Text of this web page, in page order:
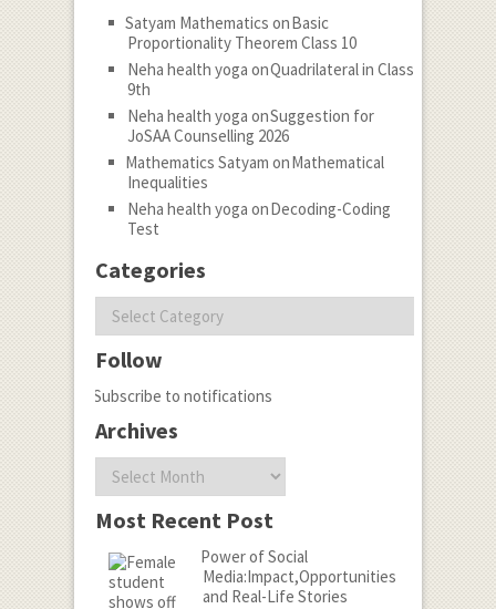
Satyam Mathematics onBasic
Proportionality Theorem Class 10
Neha health yoga onQuadrilateral in Class
9th
Neha health yoga onSuggestion for
JoSAA Counselling 2026
Mathematics Satyam onMathematical
Inequalities
Neha health yoga onDecoding-Coding
Test
Categories
Categories
Follow
Subscribe to notifications
Archives
Archives
Most Recent Post
Power of Social
Media:Impact,Opportunities
and Real-Life Stories